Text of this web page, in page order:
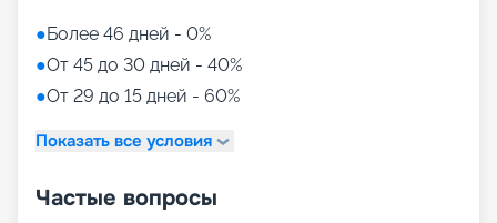
●Более 46 дней - 0%
●От 45 до 30 дней - 40%
●От 29 до 15 дней - 60%
Показать все условия
Частые вопросы